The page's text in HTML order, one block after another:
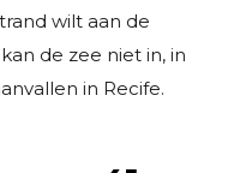
wilt aan de
de zee niet in, in
in Recife.